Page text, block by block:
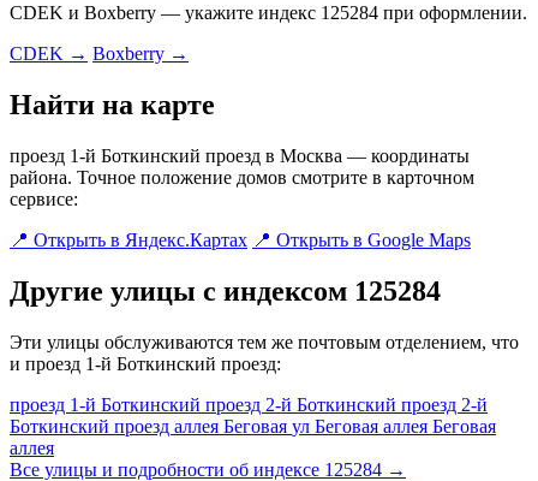
CDEK и Boxberry — укажите индекс 125284 при оформлении.
CDEK → Boxberry →
Найти на карте
проезд 1-й Боткинский проезд в Москва — координаты
района. Точное положение домов смотрите в карточном
сервисе:
📍 Открыть в Яндекс.Картах 📍 Открыть в Google Maps
Другие улицы с индексом 125284
Эти улицы обслуживаются тем же почтовым отделением, что
и проезд 1-й Боткинский проезд:
проезд 1-й Боткинский проезд 2-й Боткинский проезд 2-й
Боткинский проезд аллея Беговая ул Беговая аллея Беговая
аллея
Все улицы и подробности об индексе 125284 →